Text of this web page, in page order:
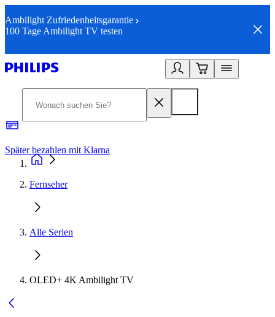
Ambilight Zufriedenheitsgarantie
100 Tage Ambilight TV testen
Später bezahlen mit Klarna
Fernseher
Alle Serien
OLED+ 4K Ambilight TV